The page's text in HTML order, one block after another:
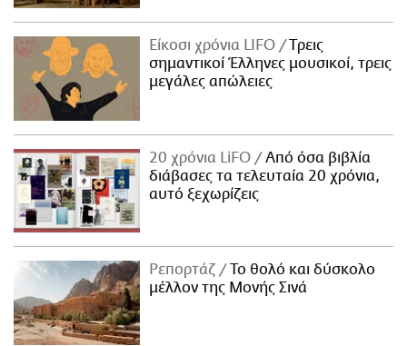
Είκοσι χρόνια LIFO
Tρεις
σημαντικοί Έλληνες μουσικοί, τρεις
μεγάλες απώλειες
20 χρόνια LiFO
Από όσα βιβλία
διάβασες τα τελευταία 20 χρόνια,
αυτό ξεχωρίζεις
Ρεπορτάζ
Το θολό και δύσκολο
μέλλον της Μονής Σινά